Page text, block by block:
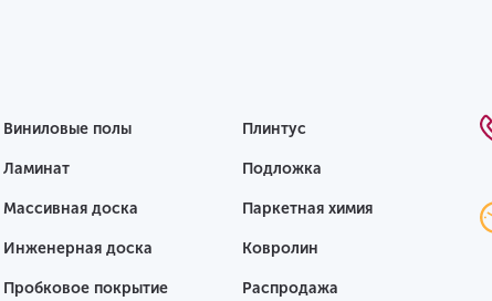
Виниловые полы
Ламинат
Массивная доска
Инженерная доска
Пробковое покрытие
Плинтус
Подложка
Паркетная химия
Ковролин
Распродажа